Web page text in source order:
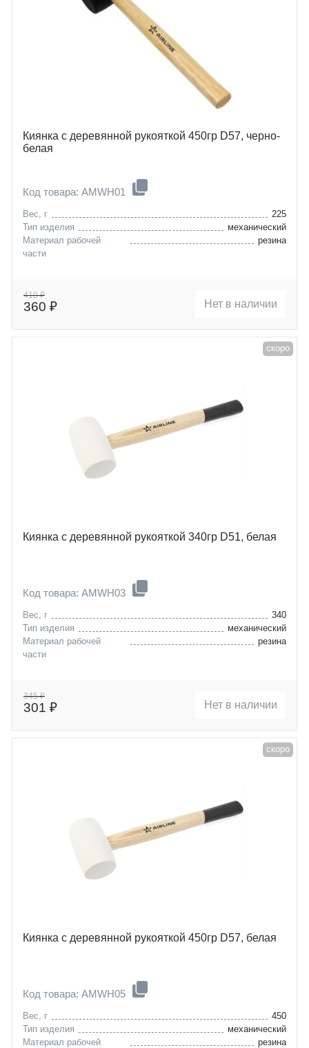
Киянка с деревянной рукояткой 450гр D57, черно-
белая
Код товара: AMWH01
Вес, г
225
Тип изделия
механический
Материал рабочей
части
резина
410 ₽
360 ₽ Нет в наличии
скоро
Киянка с деревянной рукояткой 340гр D51, белая
Код товара: AMWH03
Вес, г
340
Тип изделия
механический
Материал рабочей
части
резина
345 ₽
301 ₽ Нет в наличии
скоро
Киянка с деревянной рукояткой 450гр D57, белая
Код товара: AMWH05
Вес, г
450
Тип изделия
механический
Материал рабочей
резина